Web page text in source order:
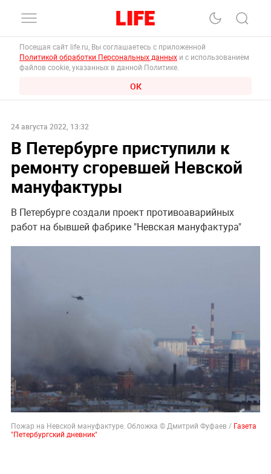
Посещая сайт life.ru, Вы соглашаетесь с приложенной
Политикой обработки Персональных данных и с использованием
файлов cookie, указанных в данной Политике.
ОК
24 августа 2022, 13:32
В Петербурге приступили к
ремонту сгоревшей Невской
мануфактуры
В Петербурге создали проект противоаварийных
работ на бывшей фабрике "Невская мануфактура"
Пожар на Невской мануфактуре. Обложка © Дмитрий Фуфаев / Газета
"Петербургский дневник"